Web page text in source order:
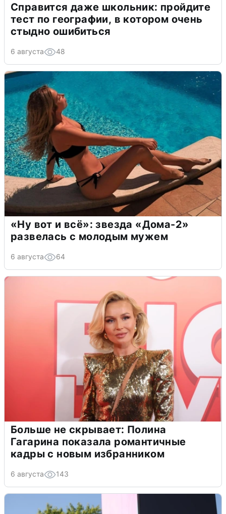
Справится даже школьник: пройдите
тест по географии, в котором очень
стыдно ошибиться
6 августа 48
«Ну вот и всё»: звезда «Дома-2»
развелась с молодым мужем
6 августа 64
Больше не скрывает: Полина
Гагарина показала романтичные
кадры с новым избранником
6 августа 143